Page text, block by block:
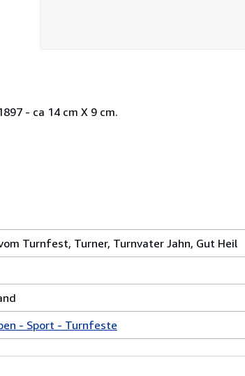
- ca 14 cm X 9 cm.
Turnfest, Turner, Turnvater Jahn, Gut Heil
- Sport - Turnfeste